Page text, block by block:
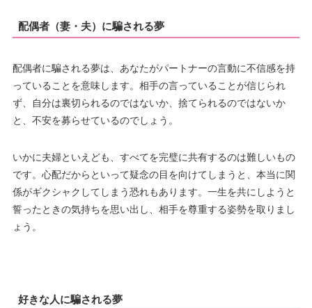
配偶者（妻・夫）に騙される夢
配偶者に騙される夢は、あなたがパートナーの言動に不信感を持
っていることを意味します。相手の言っていることが信じられ
ず、自分は裏切られるのではないか、捨てられるのではないか
と、不安を募らせているのでしょう。
いかに夫婦といえども、すべてを完璧に共有するのは難しいもの
です。心配だからといって疑念の目を向けてしまうと、本当に関
係がギクシャクしてしまう恐れもあります。一生を共にしようと
誓ったときの気持ちを思い出し、相手を尊重する姿勢を取りまし
ょう。
好きな人に騙される夢